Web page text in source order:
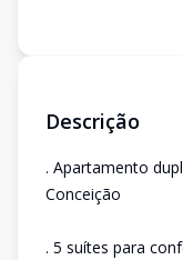
Descrição
. Apartamento
Conceição
. 5 suítes para